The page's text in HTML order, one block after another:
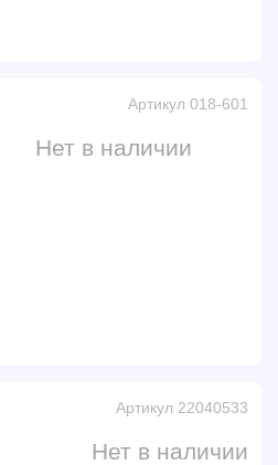
Артикул 018-601
Нет в наличии
Артикул 22040533
Нет в наличии